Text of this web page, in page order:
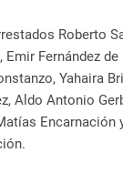
Roberto
Fernández de
Yahaira
Aldo Antonio
Encarnación